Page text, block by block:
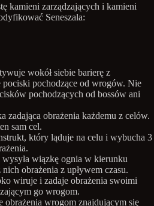
kamieni zarządzających i kamieni
Seneszala:
wokół siebie barierę z
pochodzące od wrogów. Nie
pochodzących od bossów ani
zadająca obrażenia każdemu z celów.
sam cel.
który ląduje na celu i wybucha 3
wiązkę ognia w kierunku
obrażenia z upływem czasu.
wiruje i zadaje obrażenia swoimi
go wrogom.
obrażenia wrogom znajdującym się